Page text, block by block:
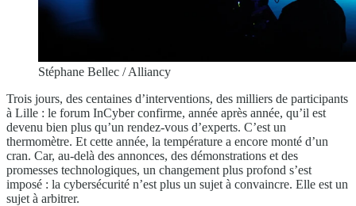
Stéphane Bellec / Alliancy
Trois jours, des centaines d’interventions, des milliers de participants
à Lille : le forum InCyber confirme, année après année, qu’il est
devenu bien plus qu’un rendez-vous d’experts. C’est un
thermomètre. Et cette année, la température a encore monté d’un
cran. Car, au-delà des annonces, des démonstrations et des
promesses technologiques, un changement plus profond s’est
imposé : la cybersécurité n’est plus un sujet à convaincre. Elle est un
sujet à arbitrer.